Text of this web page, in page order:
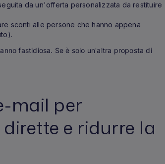
da un'offerta personalizzata da restituire
sconti alle persone che hanno appena
fastidiosa. Se è solo un'altra proposta di
mail per
e ridurre la